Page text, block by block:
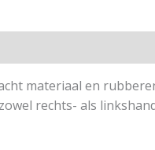
materiaal en
rechts- als